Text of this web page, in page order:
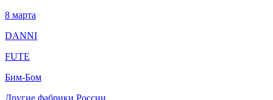
8 марта
DANNI
FUTE
Бим-Бом
Другие фабрики России